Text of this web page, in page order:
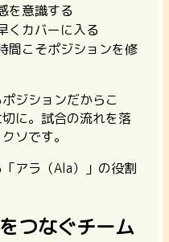
を意識する
くカバーに入る
間こそポジションを修
ジションだからこ
に。試合の流れを落
ソです。
アラ（Ala）」の役割
つなぐチーム